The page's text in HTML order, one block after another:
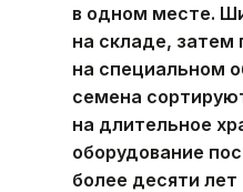
в одном месте.
на складе,
на специальном
семена
на длительное
оборудование
более десяти